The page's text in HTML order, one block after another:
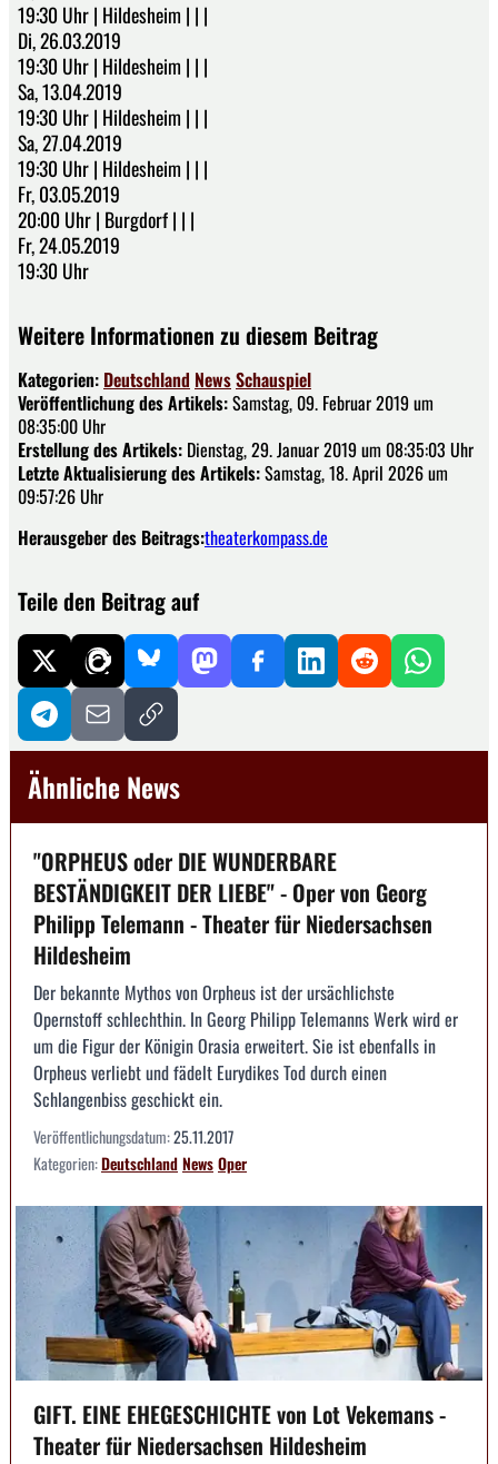
19:30 Uhr | Hildesheim | | |
Di, 26.03.2019
19:30 Uhr | Hildesheim | | |
Sa, 13.04.2019
19:30 Uhr | Hildesheim | | |
Sa, 27.04.2019
19:30 Uhr | Hildesheim | | |
Fr, 03.05.2019
20:00 Uhr | Burgdorf | | |
Fr, 24.05.2019
19:30 Uhr
Weitere Informationen zu diesem Beitrag
Kategorien: Deutschland NewsSchauspiel
Veröffentlichung des Artikels:Samstag, 09. Februar 2019 um
08:35:00 Uhr
Erstellung des Artikels: Dienstag, 29. Januar 2019 um 08:35:03 Uhr
Letzte Aktualisierung des Artikels:Samstag, 18. April 2026 um
09:57:26 Uhr
Herausgeber des Beitrags:theaterkompass.de
Teile den Beitrag auf
Ähnliche News
"ORPHEUS oder DIE WUNDERBARE
BESTÄNDIGKEIT DER LIEBE" - Oper von Georg
Philipp Telemann - Theater für Niedersachsen
Hildesheim
Der bekannte Mythos von Orpheus ist der ursächlichste
Opernstoff schlechthin. In Georg Philipp Telemanns Werk wird er
um die Figur der Königin Orasia erweitert. Sie ist ebenfalls in
Orpheus verliebt und fädelt Eurydikes Tod durch einen
Schlangenbiss geschickt ein.
Veröffentlichungsdatum:25.11.2017
Kategorien:DeutschlandNewsOper
GIFT. EINE EHEGESCHICHTE von Lot Vekemans -
Theater für Niedersachsen Hildesheim